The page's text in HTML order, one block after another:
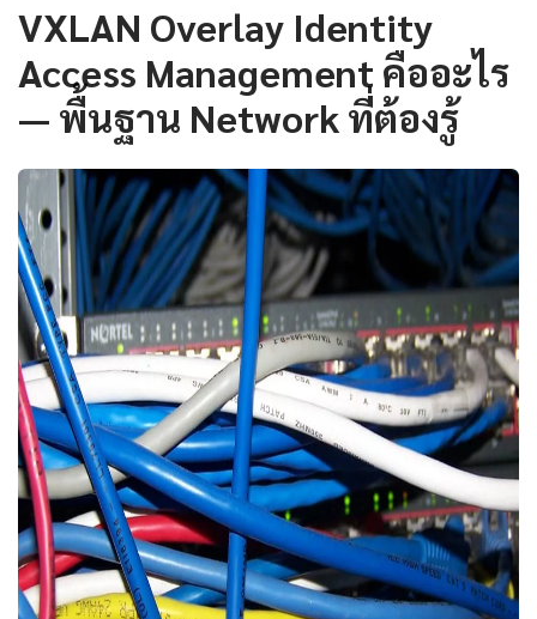
VXLAN Overlay Identity
Access Management คืออะไร
— พื้นฐาน Network ที่ต้องรู้